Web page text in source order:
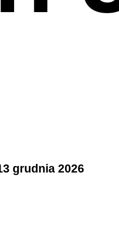
grudnia 2026